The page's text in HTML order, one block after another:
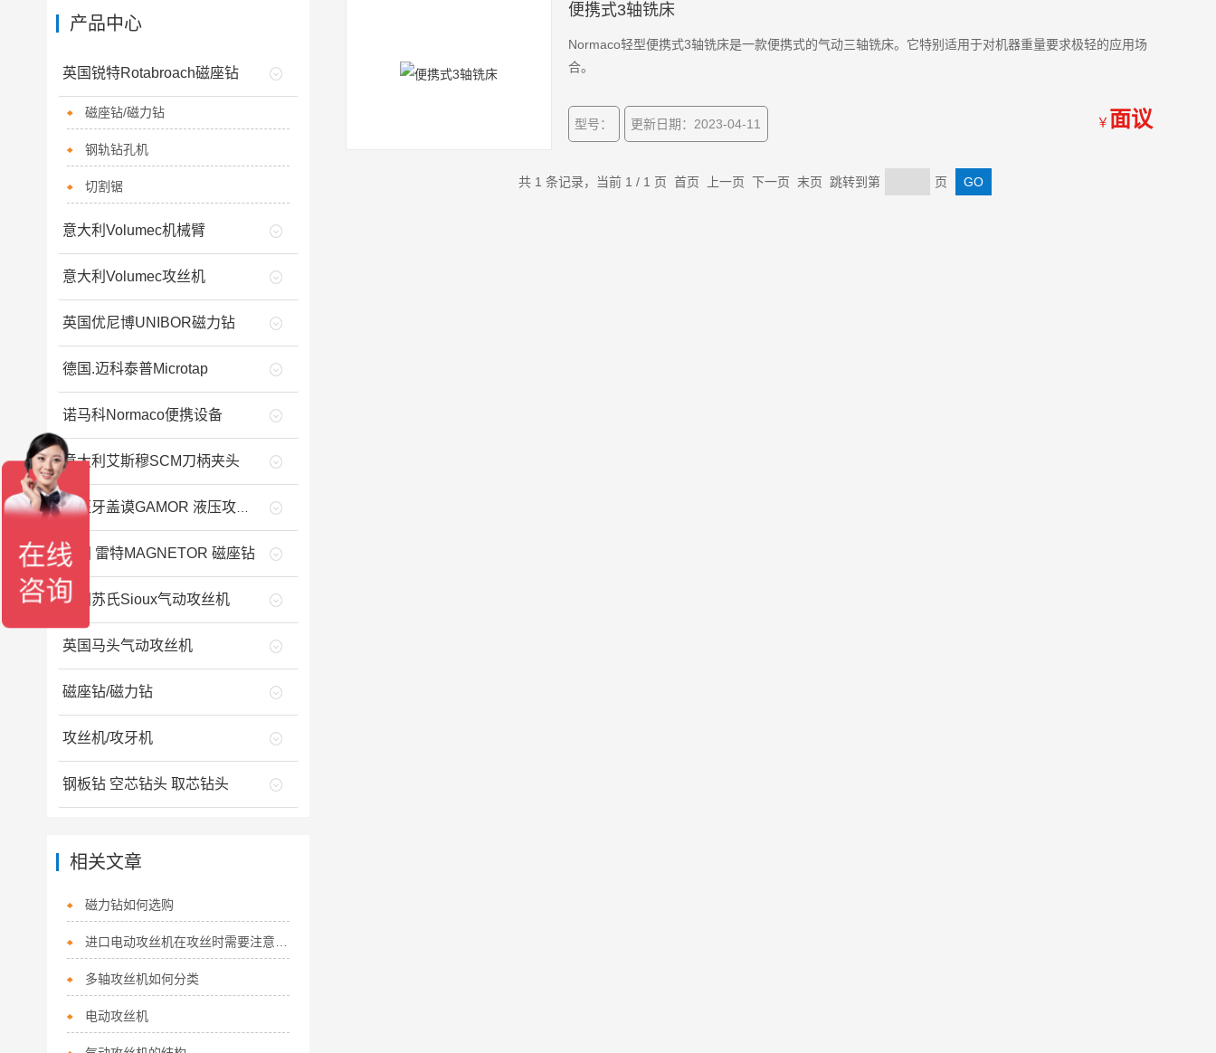
产品中心
英国锐特Rotabroach磁座钻
磁座钻/磁力钻
钢轨钻孔机
切割锯
意大利Volumec机械臂
意大利Volumec攻丝机
英国优尼博UNIBOR磁力钻
德国.迈科泰普Microtap
诺马科Normaco便携设备
意大利艾斯穆SCM刀柄夹头
西班牙盖谟GAMOR 液压攻丝机
德国 雷特MAGNETOR 磁座钻
美国苏氏Sioux气动攻丝机
英国马头气动攻丝机
磁座钻/磁力钻
攻丝机/攻牙机
钢板钻 空芯钻头 取芯钻头
相关文章
磁力钻如何选购
多轴攻丝机如何分类
电动攻丝机
便携式3轴铣床
Normaco轻型便携式3轴铣床是一款便携式的气动三轴铣床。它特别适用于对机器重量要求极轻的应用场
合。
型号： 更新日期：2023-04-11 ￥ 面议
共 1 条记录，当前 1 / 1 页 首页 上一页 下一页 末页 跳转到第 页